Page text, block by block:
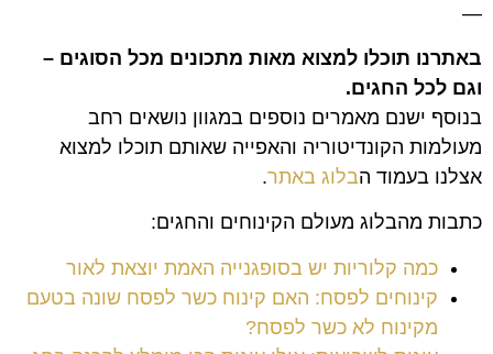
—
באתרנו תוכלו למצוא מאות מתכונים מכל הסוגים –
וגם לכל החגים.
בנוסף ישנם מאמרים נוספים במגוון נושאים רחב
מעולמות הקונדיטוריה והאפייה שאותם תוכלו למצוא
אצלנו בעמוד הבלוג באתר.
כתבות מהבלוג מעולם הקינוחים והחגים:
כמה קלוריות יש בסופגנייה האמת יוצאת לאור
קינוחים לפסח: האם קינוח כשר לפסח שונה בטעם
מקינוח לא כשר לפסח?